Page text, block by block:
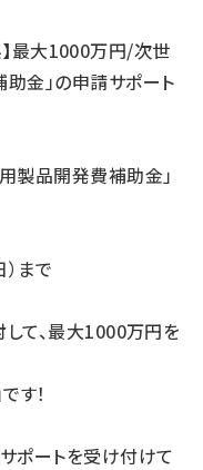
】最大1000万円/次世
金」の申請サポート
製品開発費補助金」
まで
て、最大1000万円を
す！
ポートを受け付けて